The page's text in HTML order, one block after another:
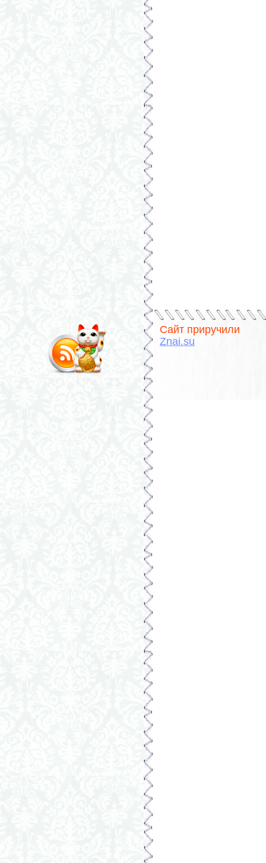
Сайт приручили
Znai.su